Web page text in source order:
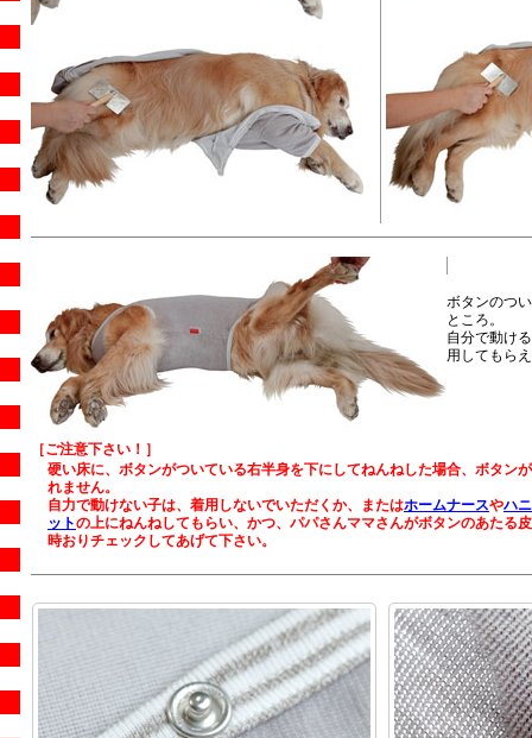
ボタンのつ
ところ。
自分で動け
用してもら
［ご注意下さい！］
硬い床に、ボタンがついている右半身を下にしてねんねした場合、ボタン
れません。
自力で動けない子は、着用しないでいただくか、またはホームナースやハ
ットの上にねんねしてもらい、かつ、パパさんママさんがボタンのあたる
時おりチェックしてあげて下さい。